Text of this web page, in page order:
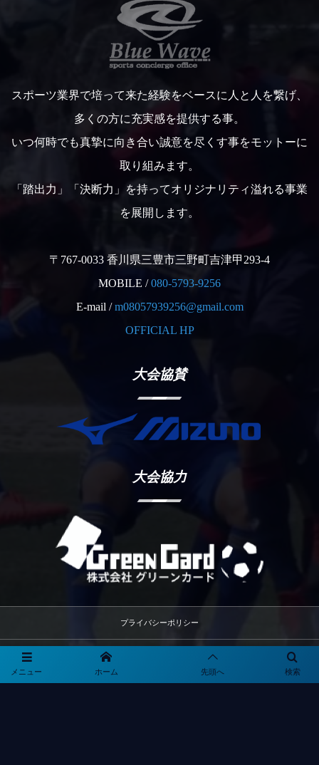
メニュー 検索
ホーム 先頭へ
スポーツ業界で培って来た経験をベースに人と人を繋げ、
多くの方に充実感を提供する事。
いつ何時でも真摯に向き合い誠意を尽くす事をモットーに
取り組みます。
「踏出力」「決断力」を持ってオリジナリティ溢れる事業
を展開します。
〒767-0033 香川県三豊市三野町吉津甲293-4
MOBILE /080-5793-9256
E-mail /m08057939256@gmail.com
OFFICIAL HP
大会協賛
大会協力
プライバシーポリシー